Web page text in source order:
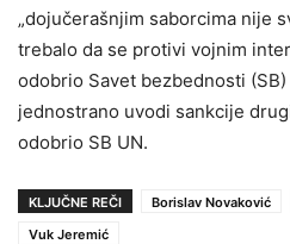
„dojučerašnjim saborcima nije
trebalo da se protivi vojnim
odobrio Savet bezbednosti
jednostrano uvodi sankcije
odobrio SB UN.
KLJUČNE REČI Borislav Novaković
Vuk Jeremić